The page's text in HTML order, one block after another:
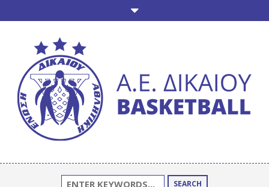
SEARCH